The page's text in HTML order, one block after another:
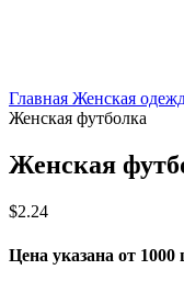
Главная Женская
Женская футболка
Женская
$2.24
Цена указана от 1000